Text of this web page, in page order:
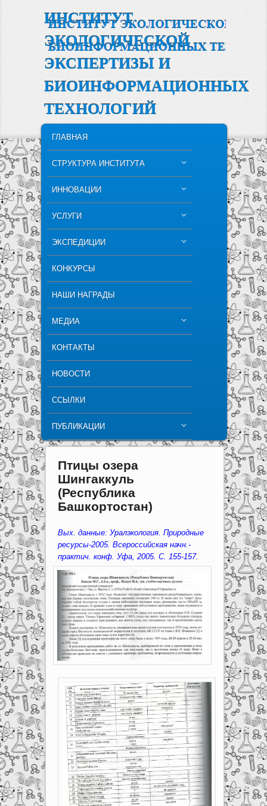
ИНСТИТУТ
ЭКОЛОГИЧЕСКОЙ
ЭКСПЕРТИЗЫ И
БИОИНФОРМАЦИОННЫХ
ТЕХНОЛОГИЙ
SKIP TO PRIMARY CONTENT
SKIP TO SECONDARY CONTENT
ГЛАВНАЯ
СТРУКТУРА ИНСТИТУТА
ИННОВАЦИИ
УСЛУГИ
ЭКСПЕДИЦИИ
КОНКУРСЫ
НАШИ НАГРАДЫ
МЕДИА
КОНТАКТЫ
НОВОСТИ
ССЫЛКИ
ПУБЛИКАЦИИ
Птицы озера
Шингаккуль
(Республика
Башкортостан)
Вых. данные: Уралэкология. Природные
ресурсы-2005. Всероссийская начн.-
практич. конф. Уфа, 2005. С. 155-157.